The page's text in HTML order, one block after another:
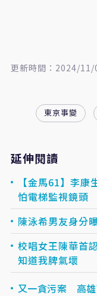
更新時間：2024/11/
東京事變
延伸閱讀
【金馬61】李
怕電梯監視鏡頭
陳泳希男友身分
校唱女王陳華首
知道我脾氣壞
又一貪污案 高雄